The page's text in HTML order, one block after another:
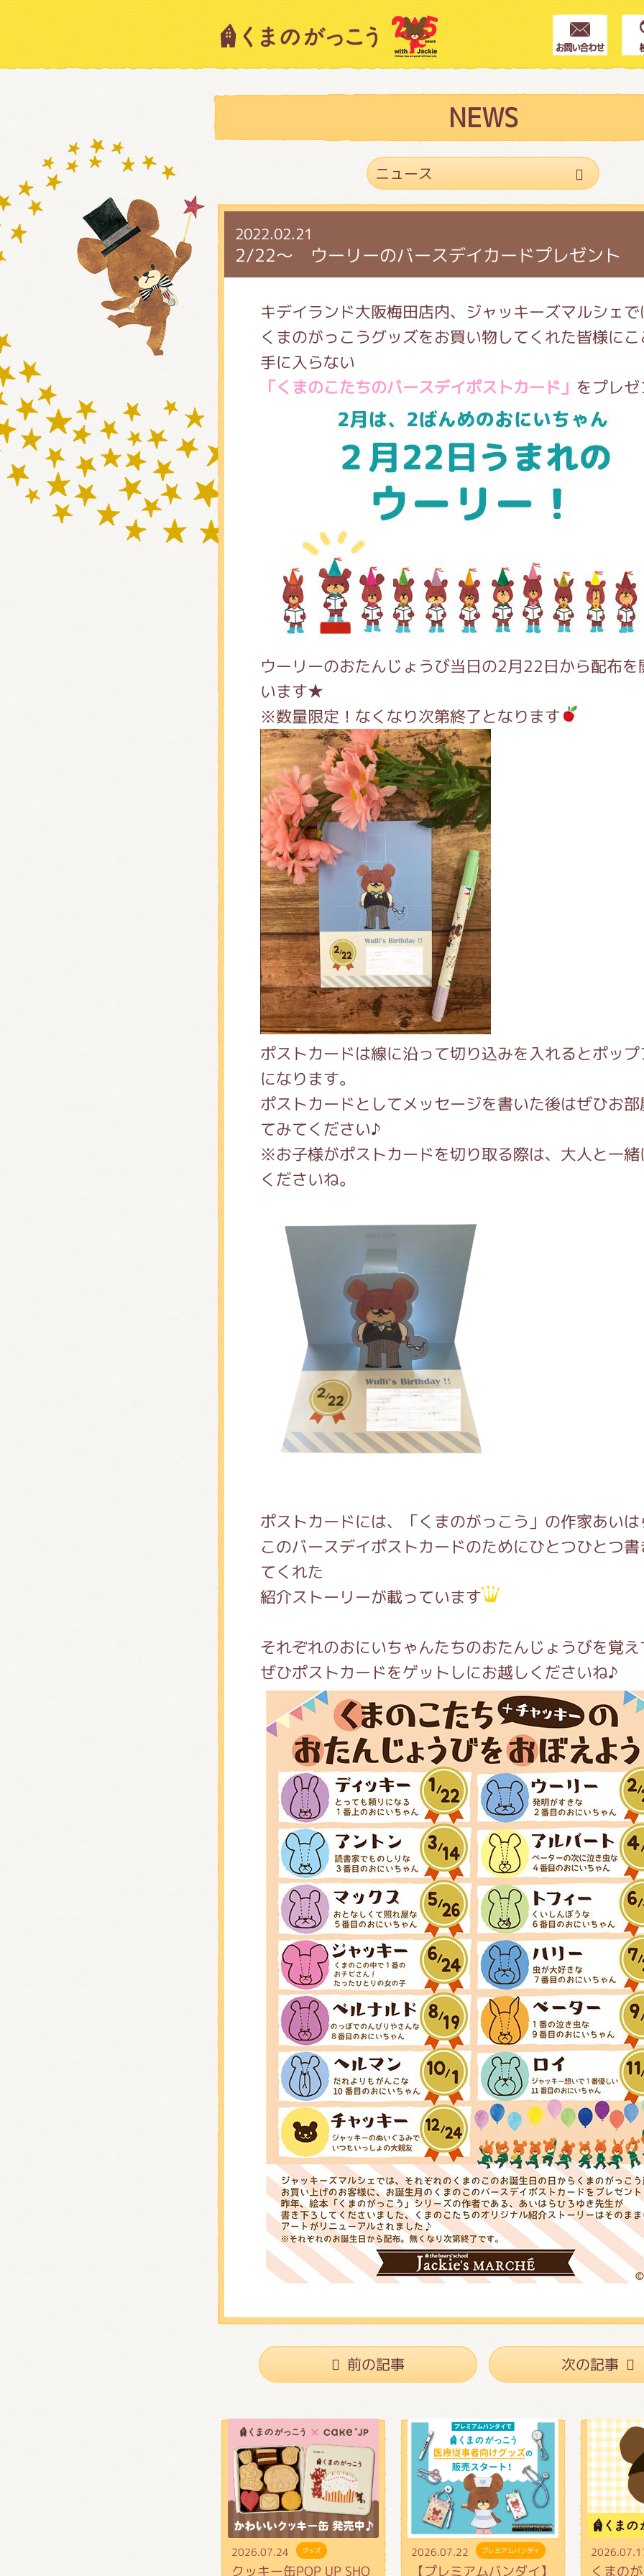
NEWS
2022.02.21
2/22～ ウーリーのバースデイカードプレゼント
キデイランド大阪梅田店内、ジャッキーズマルシェ
くまのがっこうグッズをお買い物してくれた皆様に
手に入らない
「くまのこたちのバースデイポストカード」 をプレ
ウーリーのおたんじょうび当日の2月22日から配布を
います★
※数量限定！なくなり次第終了となります
ポストカードは線に沿って切り込みを入れるとポッ
になります。
ポストカードとしてメッセージを書いた後はぜひお
てみてください♪
※お子様がポストカードを切り取る際は、大人と一
くださいね。
ポストカードには、「くまのがっこう」の作家あい
このバースデイポストカードのためにひとつひとつ
てくれた
紹介ストーリーが載っています
それぞれのおにいちゃんたちのおたんじょうびを覚
ぜひポストカードをゲットしにお越しくださいね♪
前の記事 次の記事
2026.07.24 グッズ
クッキー缶POP UP SHO
2026.07.22 プレミアムバンダイ
【プレミアムバンダイ】 くまの
キャラクター紹介
スタッフブログ
絵本・作家紹介
ショップインフォメーション
グッズインフォメーション
ミュージカル・コンサート
おたのしみコンテンツ(クイズ・AR・診断・占
チア ジャッキーズ！
くまのがっこう 家庭科部